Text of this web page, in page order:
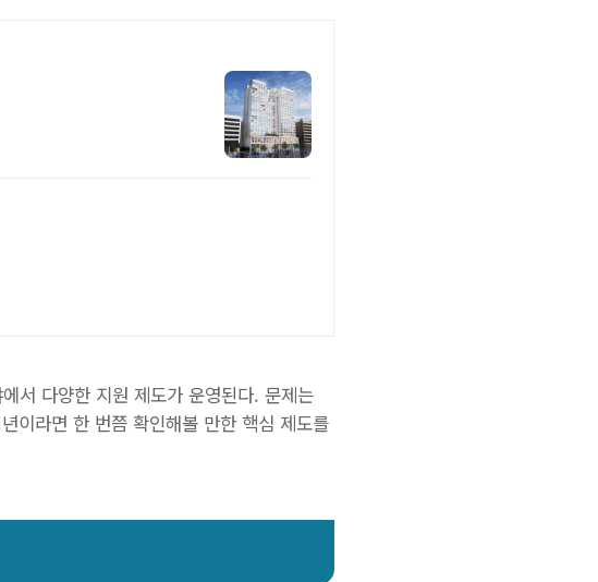
서 다양한 지원 제도가 운영된다. 문제는
이라면 한 번쯤 확인해볼 만한 핵심 제도를